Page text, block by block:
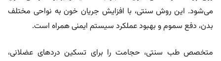
می‌شود. این روش سنتی، با افزایش جریان خون به نواحی مختلف
بدن، دفع سموم و بهبود عملکرد سیستم ایمنی همراه است.
متخصص طب سنتی، حجامت را برای تسکین دردهای عضلانی،